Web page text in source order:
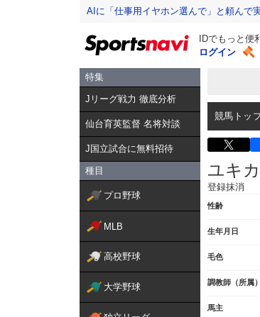
AIに「仕事用イヤホン選んで」と頼んで
IDでもっと便
ログイン
特集
Jリーグ戦力 徹底分析
仙台育英監督 名将対談
J国立試合に無料招待
種目
プロ野球
MLB
高校野球
大学野球
競馬トッ
ユキ
登録抹消
性齢
生年月日
毛色
調教師（所属）
馬主